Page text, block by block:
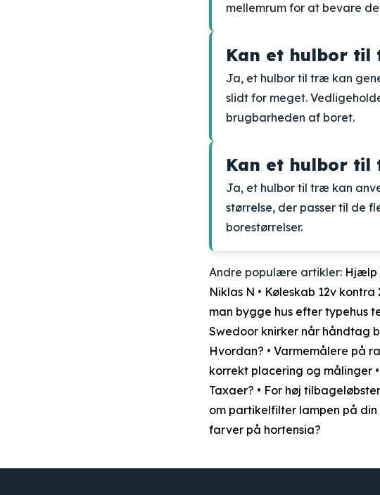
mellemrum for at bevare
Kan et hulbor til
Ja, et hulbor til træ kan
slidt for meget.
brugbarheden af boret.
Kan et hulbor til
Ja, et hulbor til træ kan
størrelse, der passer til de
borestørrelser.
Andre populære artikler: Hjælp
Niklas N • Køleskab 12v kontra
man bygge hus efter typehus
Swedoor knirker når håndtag
Hvordan? • Varmemålere på
korrekt placering og målinger •
Taxaer? • For høj
om partikelfilter lampen på
farver på hortensia?